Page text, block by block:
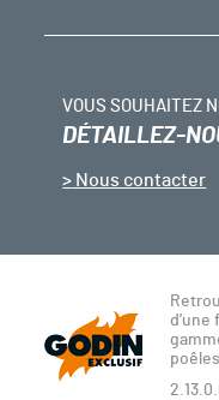
VOUS SOUHAITEZ
DÉTAILLEZ-
Nous contacter
d’une